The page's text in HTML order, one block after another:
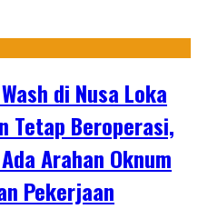
di Nusa Loka
Tetap Beroperasi,
Arahan Oknum
Pekerjaan